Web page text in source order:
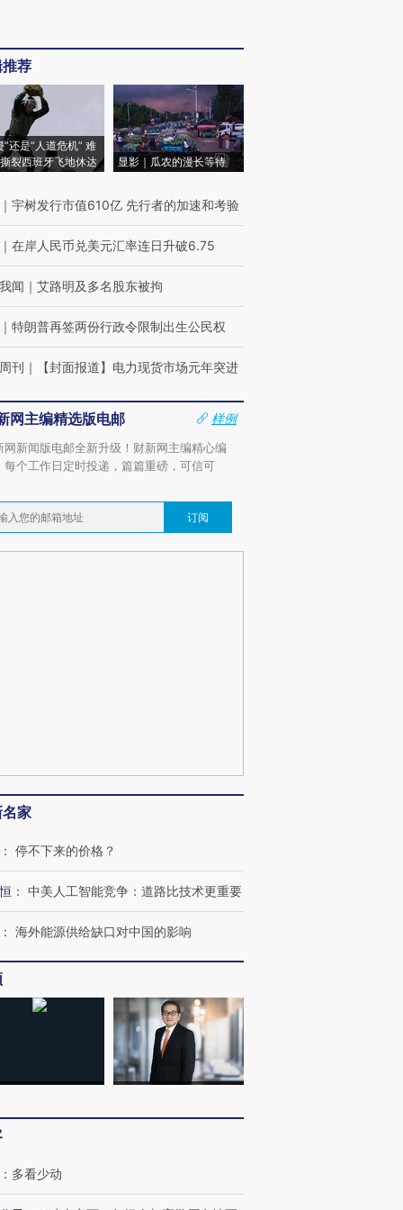
走私7万
体内含3种
视线｜被称为“蟑螂”的印
度Z世代 用街头抗争将教
育部长拱下台
视线｜“入侵”还是“人道危
机”？难民潮撕裂西班牙
【特别呈现】寻找100种
有意思的生活方式·第三对
【商旅对话】华住集团
CFO：不靠规模取胜，华
住三大增长引擎是什么？
荐
”还是“人道危机” 难
裂西班牙飞地休达
显影｜瓜农的漫长等待
｜ 宇树发行市值610亿 先行者的加速和考验
｜ 在岸人民币兑美元汇率连日升破6.75
闻 ｜ 艾路明及多名股东被拘
｜ 特朗普再签两份行政令限制出生公民权
刊 ｜ 【封面报道】电力现货市场元年突进
网主编精选版电邮
样例
网新闻版电邮全新升级！财新网主编精心编
每个工作日定时投递，篇篇重磅，可信可
订阅
家
： 停不下来的价格？
： 中美人工智能竞争：道路比技术更重要
： 海外能源供给缺口对中国的影响
： 多看少动